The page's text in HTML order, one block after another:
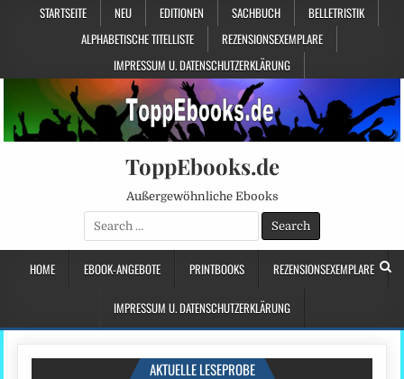
STARTSEITE NEU EDITIONEN SACHBUCH
BELLETRISTIK
ALPHABETISCHE TITELLISTE
REZENSIONSEXEMPLARE
IMPRESSUM U. DATENSCHUTZERKLÄRUNG
ToppEbooks.de
Außergewöhnliche Ebooks
Search
for:
HOME EBOOK-ANGEBOTE PRINTBOOKS REZENSIONSEXEMPLARE
IMPRESSUM U. DATENSCHUTZERKLÄRUNG
AKTUELLE LESEPROBE